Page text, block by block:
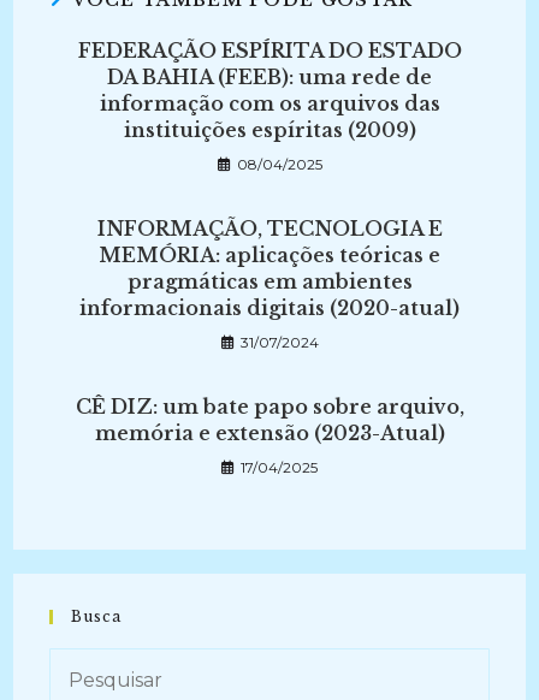
FEDERAÇÃO ESPÍRITA DO ESTADO
DA BAHIA (FEEB): uma rede de
informação com os arquivos das
instituições espíritas (2009)
08/04/2025
INFORMAÇÃO, TECNOLOGIA E
MEMÓRIA: aplicações teóricas e
pragmáticas em ambientes
informacionais digitais (2020-atual)
31/07/2024
CÊ DIZ: um bate papo sobre arquivo,
memória e extensão (2023-Atual)
17/04/2025
Busca